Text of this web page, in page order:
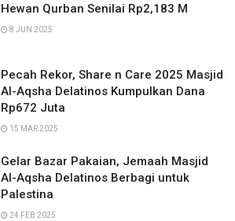
Hewan Qurban Senilai Rp2,183 M
8 JUN 2025
Pecah Rekor, Share n Care 2025 Masjid
Al-Aqsha Delatinos Kumpulkan Dana
Rp672 Juta
15 MAR 2025
Gelar Bazar Pakaian, Jemaah Masjid
Al-Aqsha Delatinos Berbagi untuk
Palestina
24 FEB 2025